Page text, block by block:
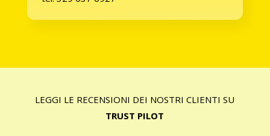
LEGGI LE RECENSIONI DEI NOSTRI CLIENTI SU
TRUST PILOT